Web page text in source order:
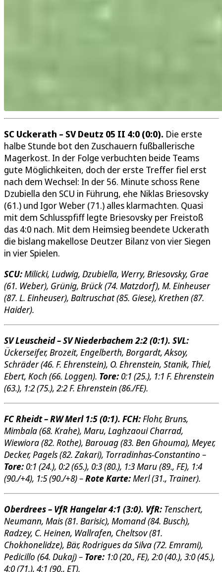
SC Uckerath – SV Deutz 05 II 4:0 (0:0). Die erste
halbe Stunde bot den Zuschauern fußballerische
Magerkost. In der Folge verbuchten beide Teams
gute Möglichkeiten, doch der erste Treffer fiel erst
nach dem Wechsel: In der 56. Minute schoss Rene
Dzubiella den SCU in Führung, ehe Niklas Briesovsky
(61.) und Igor Weber (71.) alles klarmachten. Quasi
mit dem Schlusspfiff legte Briesovsky per Freistoß
das 4:0 nach. Mit dem Heimsieg beendete Uckerath
die bislang makellose Deutzer Bilanz von vier Siegen
in vier Spielen.
SCU:Milicki, Ludwig, Dzubiella, Werry, Briesovsky, Grae
(61. Weber), Grünig, Brück (74. Matzdorf), M. Einheuser
(87. L. Einheuser), Baltruschat (85. Giese), Krethen (87.
Haider).
SV Leuscheid – SV Niederbachem 2:2 (0:1). SVL:
Ückerseifer, Brozeit, Engelberth, Borgardt, Aksoy,
Schräder (46. F. Ehrenstein), O. Ehrenstein, Stanik, Thiel,
Ebert, Koch (66. Loggen). Tore: 0:1 (25.), 1:1 F. Ehrenstein
(63.), 1:2 (75.), 2:2 F. Ehrenstein (86./FE).
FC Rheidt – RW Merl 1:5 (0:1). FCH:Flohr, Bruns,
Mimbala (68. Krahe), Maru, Laghzaoui Charrad,
Wiewiora (82. Rothe), Barouag (83. Ben Ghouma), Meyer,
Decker, Pagels (82. Zakari), Torradinhas-Constantino –
Tore: 0:1 (24.), 0:2 (65.), 0:3 (80.), 1:3 Maru (89., FE), 1:4
(90./+4), 1:5 (90./+8) –Rote Karte:Merl (31., Trainer).
Oberdrees – VfR Hangelar 4:1 (3:0). VfR: Tenschert,
Neumann, Mais (81. Barisic), Momand (84. Busch),
Radzey, C. Heinen, Wallrafen, Cheltsov (81.
Chokhonelidze), Bär, Rodrigues da Silva (72. Emrami),
Pedicillo (64. Dukaj) – Tore: 1:0 (20., FE), 2:0 (40.), 3:0 (45.),
4:0 (71.), 4:1 (90., ET).